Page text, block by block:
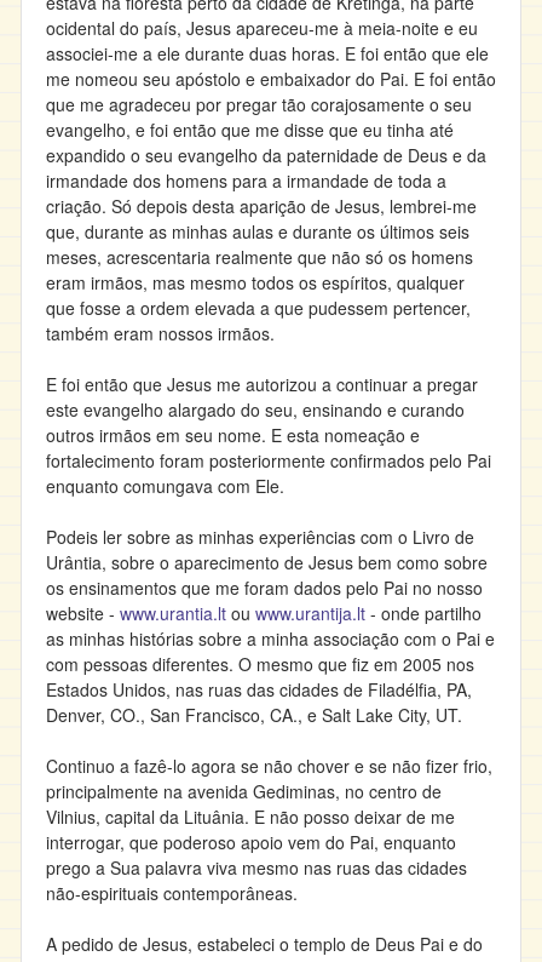
ocidental do país, Jesus apareceu-me à meia-noite e eu
associei-me a ele durante duas horas. E foi então que ele
me nomeou seu apóstolo e embaixador do Pai. E foi então
que me agradeceu por pregar tão corajosamente o seu
evangelho, e foi então que me disse que eu tinha até
expandido o seu evangelho da paternidade de Deus e da
irmandade dos homens para a irmandade de toda a
criação. Só depois desta aparição de Jesus, lembrei-me
que, durante as minhas aulas e durante os últimos seis
meses, acrescentaria realmente que não só os homens
eram irmãos, mas mesmo todos os espíritos, qualquer
que fosse a ordem elevada a que pudessem pertencer,
também eram nossos irmãos.
E foi então que Jesus me autorizou a continuar a pregar
este evangelho alargado do seu, ensinando e curando
outros irmãos em seu nome. E esta nomeação e
fortalecimento foram posteriormente confirmados pelo Pai
enquanto comungava com Ele.
Podeis ler sobre as minhas experiências com o Livro de
Urântia, sobre o aparecimento de Jesus bem como sobre
os ensinamentos que me foram dados pelo Pai no nosso
website - www.urantia.lt ou www.urantija.lt - onde partilho
as minhas histórias sobre a minha associação com o Pai e
com pessoas diferentes. O mesmo que fiz em 2005 nos
Estados Unidos, nas ruas das cidades de Filadélfia, PA,
Denver, CO., San Francisco, CA., e Salt Lake City, UT.
Continuo a fazê-lo agora se não chover e se não fizer frio,
principalmente na avenida Gediminas, no centro de
Vilnius, capital da Lituânia. E não posso deixar de me
interrogar, que poderoso apoio vem do Pai, enquanto
prego a Sua palavra viva mesmo nas ruas das cidades
não-espirituais contemporâneas.
A pedido de Jesus, estabeleci o templo de Deus Pai e do